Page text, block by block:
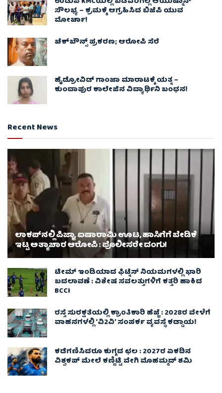
ಸೌಲಭ್ಯ – ಕ್ರಮಕ್ಕೆ ಆಗ್ರಹಿಸಿದ ಬಿಜೆಪಿ ಯುವ
ಮೋರ್ಚಾ!
ಚೆಕ್​ಬೌನ್ಸ್​ ಪ್ರಕರಣ; ಆರೋಪಿ ಸೆರೆ
ಹೈಡ್ರೋವಿಡ್ ಗಾಂಜಾ ಮಾರಾಟಕ್ಕೆ ಯತ್ನ –
ಕುಂದಾಪುರ ಕಾಲೇಜಿನ ವಿದ್ಯಾರ್ಥಿನಿ ಬಂಧನ!
Recent News
ಲಾಕಪ್‌ನಲ್ಲಿ ಪಿಜ್ಜಾ, ಐಷಾರಾಮಿ ಊಟ, ಹಾಸಿಗೆಗೆ ಬೇಡಿಕೆ
ಇಟ್ಟ ಅತ್ಯಾಚಾರ ಆರೋಪಿ : ಪೊಲೀಸರೇ ದಂಗು!
ಟೀಮ್ ಇಂಡಿಯಾದ ಫಿಟ್ನೆಸ್ ನಿಯಮಗಳಲ್ಲಿ ಭಾರಿ
ಬದಲಾವಣೆ : ವಿಶೇಷ ಸವಲತ್ತುಗಳಿಗೆ ಕತ್ತರಿ ಹಾಕಿದ
BCCI
ರಸ್ತೆ ಸುರಕ್ಷತೆಯಲ್ಲಿ ಕ್ರಾಂತಿಕಾರಿ ಹೆಜ್ಜೆ : 2028ರ ವೇಳೆಗೆ
ವಾಹನಗಳಲ್ಲಿ ‘ವಿ2ವಿ’ ಸಂಪರ್ಕ ವ್ಯವಸ್ಥೆ ಕಡ್ಡಾಯ!
ಕಡೆಗಣಿಸಿದರೂ ಕುಗ್ಗದ ಛಲ : 2027ರ ಏಕದಿನ
ವಿಶ್ವಕಪ್‌ ಮೇಲೆ ಕಣ್ಣಿಟ್ಟಿ ವೇಗಿ ಮೊಹಮ್ಮದ್ ಶಮಿ